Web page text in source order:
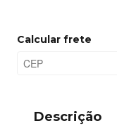
Calcular frete
Descrição